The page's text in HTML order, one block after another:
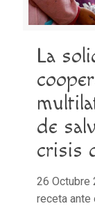
La
de
crisis
26 Octubre
receta ante